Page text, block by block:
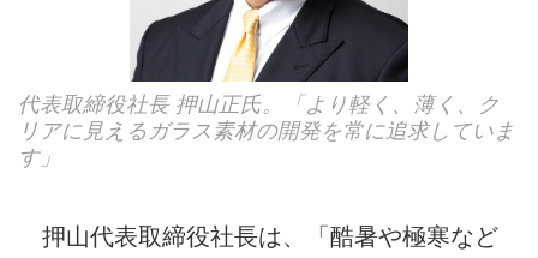
代表取締役社長 押山正氏。「より軽く、薄く、ク
リアに見えるガラス素材の開発を常に追求していま
す」
押山代表取締役社長は、「酷暑や極寒など